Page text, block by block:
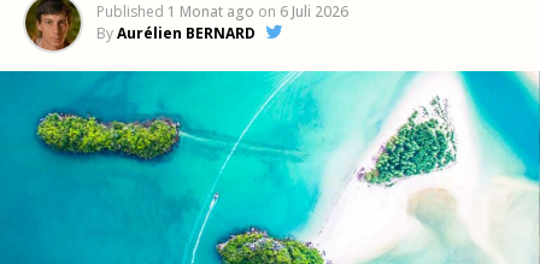
Published 1 Monat ago on 6 Juli 2026
ByAurélien BERNARD